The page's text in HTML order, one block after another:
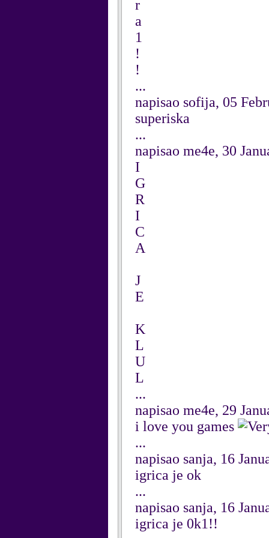
r
a
1
!
!
...
napisao sofija, 05
superiska
...
napisao me4e, 30
I
G
R
I
C
A
J
E
K
L
U
L
...
napisao me4e, 29
i love you games
...
napisao sanja, 16
igrica je ok
...
napisao sanja, 16
igrica je 0k1!!